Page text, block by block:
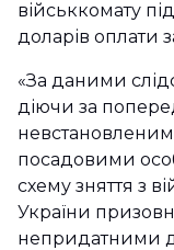
військкомату
доларів оплати
«За даними
діючи за
посадовими
схему зняття з
України
непридатними